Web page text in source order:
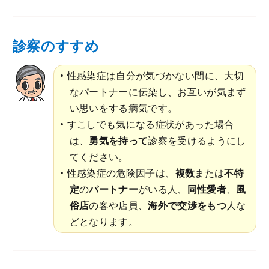
診察のすすめ
性感染症は自分が気づかない間に、大切
なパートナーに伝染し、お互いが気まず
い思いをする病気です。
すこしでも気になる症状があった場合
は、 勇気を持って診察を受けるようにし
てください。
性感染症の危険因子は、 複数または不特
定のパートナーがいる人、 同性愛者、 風
俗店の客や店員、海外で交渉をもつ人な
どとなります。